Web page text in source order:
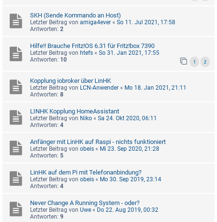
SKH (Sende Kommando an Host)
Letzter Beitrag von amiga4ever « So 11. Jul 2021, 17:58
Antworten: 2
Hilfe!! Brauche Fritz!OS 6.31 für Fritz!box 7390
Letzter Beitrag von htefs « So 31. Jan 2021, 17:55
Antworten: 10 1 2
Kopplung iobroker über LinHK
Letzter Beitrag von LCN-Anwender « Mo 18. Jan 2021, 21:11
Antworten: 8
LINHK Kopplung HomeAssistant
Letzter Beitrag von Niko « Sa 24. Okt 2020, 06:11
Antworten: 4
Anfänger mit LinHK auf Raspi - nichts funktioniert
Letzter Beitrag von obeis « Mi 23. Sep 2020, 21:28
Antworten: 5
LinHK auf dem Pi mit Telefonanbindung?
Letzter Beitrag von obeis « Mo 30. Sep 2019, 23:14
Antworten: 4
Never Change A Running System - oder?
Letzter Beitrag von Uwe « Do 22. Aug 2019, 00:32
Antworten: 9